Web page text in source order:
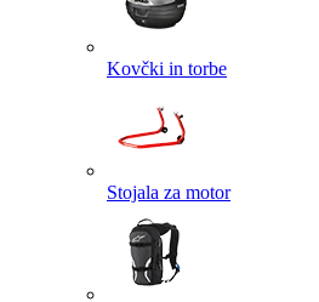
Kovčki in torbe
Stojala za motor